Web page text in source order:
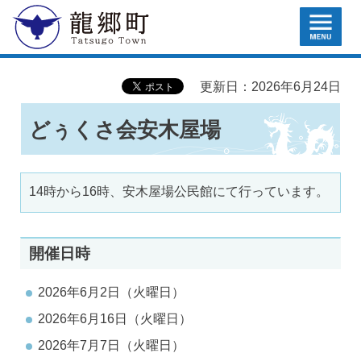
龍郷町 MENU
更新日：2026年6月24日
どぅくさ会安木屋場
14時から16時、安木屋場公民館にて行っています。
開催日時
2026年6月2日（火曜日）
2026年6月16日（火曜日）
2026年7月7日（火曜日）